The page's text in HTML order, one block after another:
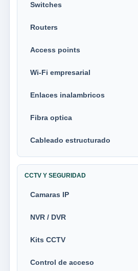
Switches
Routers
Access points
Wi-Fi empresarial
Enlaces inalambricos
Fibra optica
Cableado estructurado
CCTV Y SEGURIDAD
Camaras IP
NVR / DVR
Kits CCTV
Control de acceso